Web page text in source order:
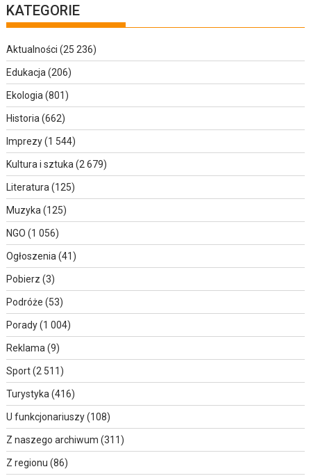
KATEGORIE
Aktualności (25 236)
Edukacja (206)
Ekologia (801)
Historia (662)
Imprezy(1 544)
Kultura i sztuka (2 679)
Literatura (125)
Muzyka (125)
NGO (1 056)
Ogłoszenia (41)
Pobierz (3)
Podróże (53)
Porady(1 004)
Reklama (9)
Sport(2 511)
Turystyka (416)
U funkcjonariuszy(108)
Z naszego archiwum (311)
Z regionu (86)